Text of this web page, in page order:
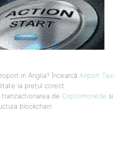
in Anglia? Încearcă Airport Taxi
la prețul corect.
de Criptomonede si
blockchain.